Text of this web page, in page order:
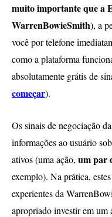
muito importante que a
WarrenBowieSmith), a
você por telefone
como a plataforma
absolutamente grátis de
começar).
Os sinais de negociação
informações ao usuário
ativos (uma ação, um par
exemplo). Na prática,
experientes da
apropriado investir em